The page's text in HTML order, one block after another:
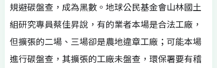
規避碳盤查，成為黑數。地球公民基金會山林國土
組研究專員蔡佳昇說，有的業者本場是合法工廠，
但擴張的二場、三場卻是農地違章工廠；可能本場
進行碳盤查，其擴張的工廠未盤查，環保署要有稽